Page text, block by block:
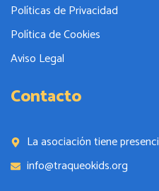
Políticas de Privacidad
Política de Cookies
Aviso Legal
Contacto
La asociación tiene
info@traqueokids.org